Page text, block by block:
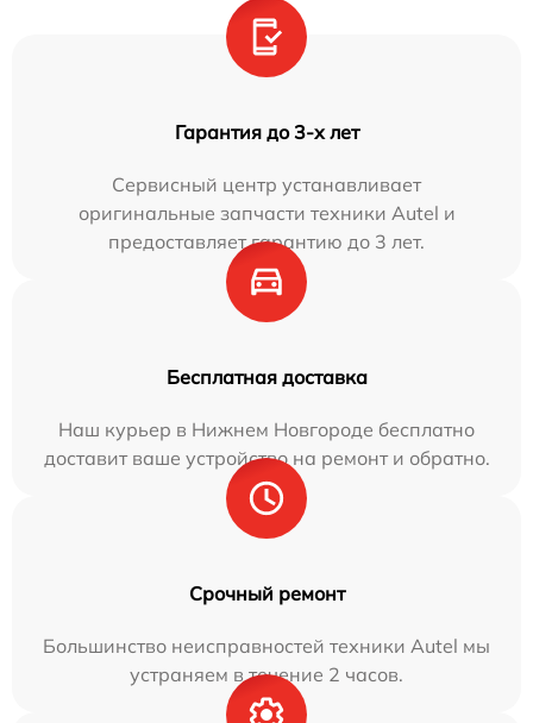
Гарантия до 3-х лет
Сервисный центр устанавливает
оригинальные запчасти техники Autel и
предоставляет гарантию до 3 лет.
Бесплатная доставка
Наш курьер в Нижнем Новгороде бесплатно
доставит ваше устройство на ремонт и обратно.
Срочный ремонт
Большинство неисправностей техники Autel мы
устраняем в течение 2 часов.